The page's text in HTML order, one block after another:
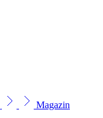
Magazin